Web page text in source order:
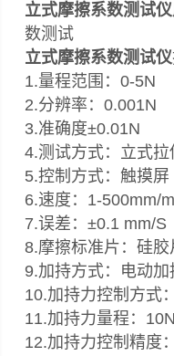
立式摩擦系数测试仪
数测试
立式摩擦系数测试仪
1.量程范围：0-5N
2.分辨率：0.001N
3.准确度±0.01N
4.测试方式：立式拉
5.控制方式：触摸屏
6.速度：1-500mm/
7.误差：±0.1 mm/S
8.摩擦标准片：硅胶
9.加持方式：电动加
10.加持力控制方式
11.加持力量程：10N
12.加持力控制精度